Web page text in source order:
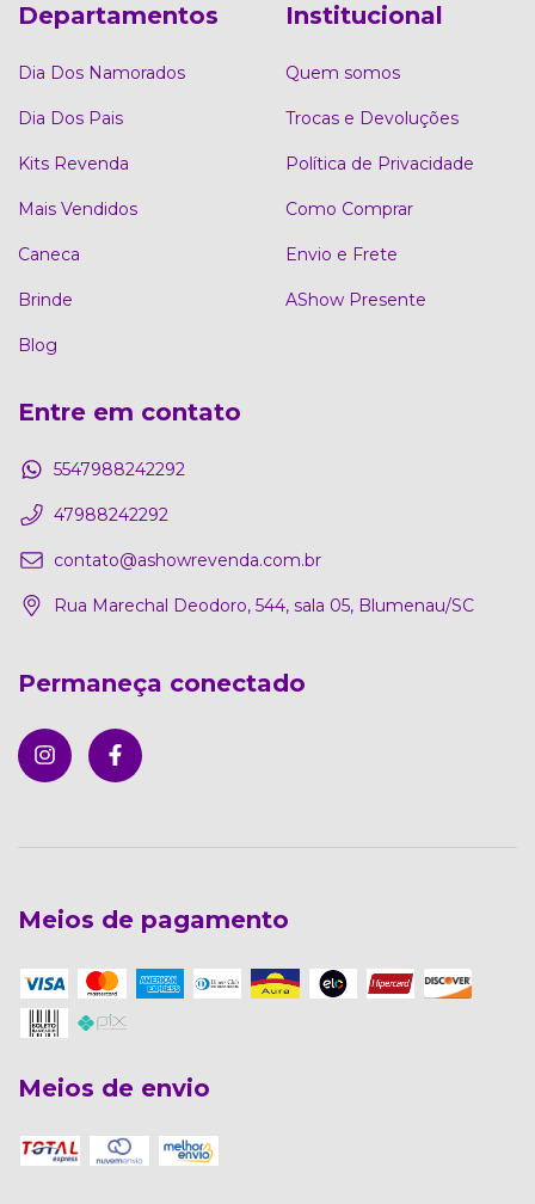
Departamentos
Dia Dos Namorados
Dia Dos Pais
Kits Revenda
Mais Vendidos
Caneca
Brinde
Blog
Institucional
Quem somos
Trocas e Devoluções
Política de Privacidade
Como Comprar
Envio e Frete
AShow Presente
Entre em contato
5547988242292
47988242292
contato@ashowrevenda.com.br
Rua Marechal Deodoro, 544, sala 05, Blumenau/SC
Permaneça conectado
Meios de pagamento
Meios de envio